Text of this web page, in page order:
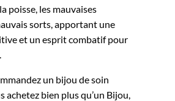
poisse, les mauvaises
sorts, apportant une
et un esprit combatif pour
un bijou de soin
achetez bien plus qu’un Bijou,